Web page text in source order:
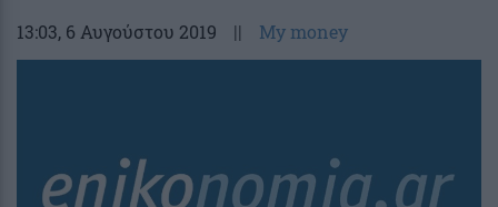
13:03, 6 Αυγούστου 2019 || My money